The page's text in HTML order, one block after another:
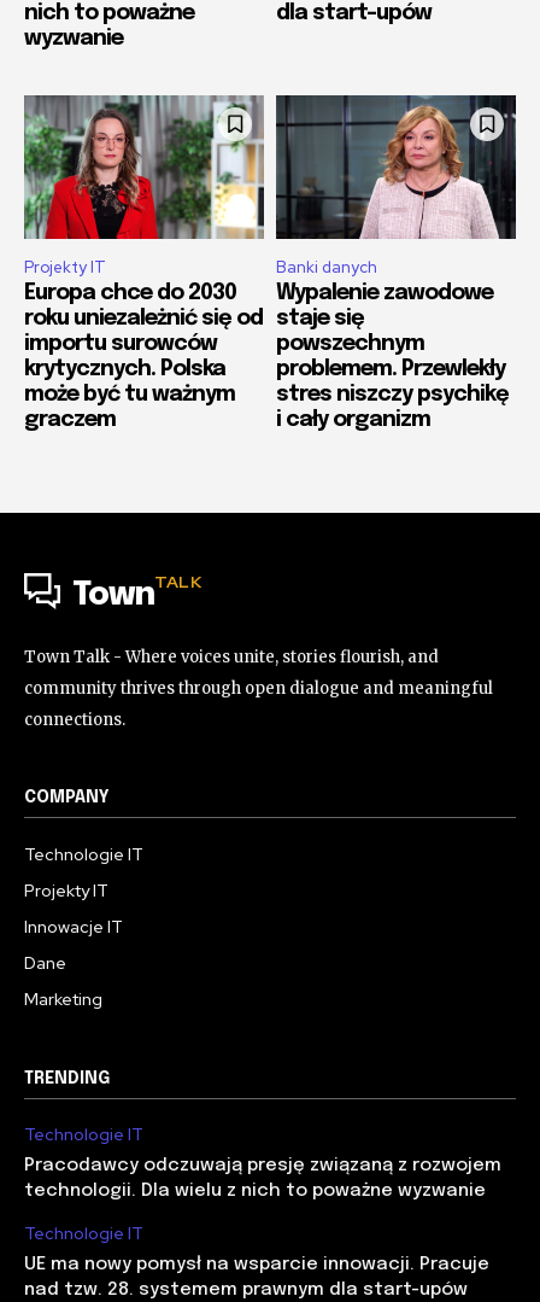
nich to poważne
wyzwanie
dla start-upów
Projekty IT
Europa chce do 2030
roku uniezależnić się od
importu surowców
krytycznych. Polska
może być tu ważnym
graczem
Banki danych
Wypalenie zawodowe
staje się
powszechnym
problemem. Przewlekły
stres niszczy psychikę
i cały organizm
TownTALK
Town Talk - Where voices unite, stories flourish, and
community thrives through open dialogue and meaningful
connections.
COMPANY
Technologie IT
Projekty IT
Innowacje IT
Dane
Marketing
TRENDING
Technologie IT
Pracodawcy odczuwają presję związaną z rozwojem
technologii. Dla wielu z nich to poważne wyzwanie
Technologie IT
UE ma nowy pomysł na wsparcie innowacji. Pracuje
nad tzw. 28. systemem prawnym dla start-upów